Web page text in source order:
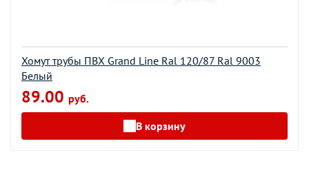
Хомут трубы ПВХ Grand Line Ral 120/87 Ral 9003
Белый
89.00 руб.
В корзину